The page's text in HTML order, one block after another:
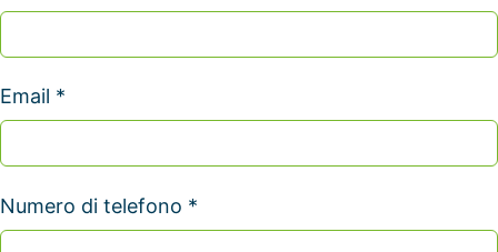
Email *
Numero di telefono *